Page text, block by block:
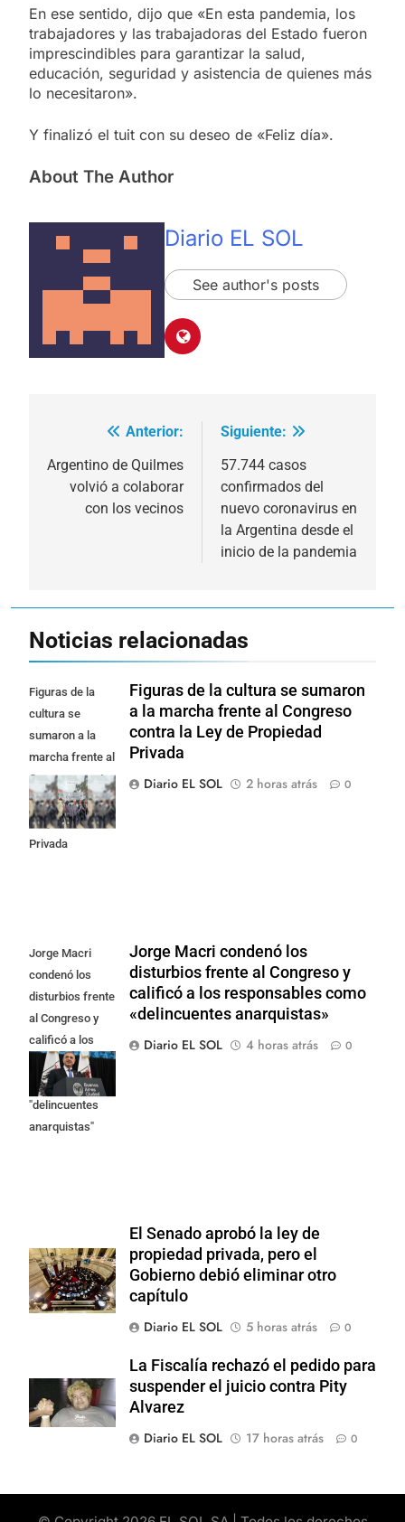
En ese sentido, dijo que «En esta pandemia, los
trabajadores y las trabajadoras del Estado fueron
imprescindibles para garantizar la salud,
educación, seguridad y asistencia de quienes más
lo necesitaron».
Y finalizó el tuit con su deseo de «Feliz día».
About The Author
Diario EL SOL
See author's posts
Navegación
de
entradas
Anterior:
Argentino de Quilmes
volvió a colaborar
con los vecinos
Siguiente:
57.744 casos
confirmados del
nuevo coronavirus en
la Argentina desde el
inicio de la pandemia
Noticias relacionadas
Figuras de la
cultura se
sumaron a la
marcha frente al
Congreso contra
la Ley de
Propiedad
Privada
Figuras de la cultura se sumaron
a la marcha frente al Congreso
contra la Ley de Propiedad
Privada
Diario EL SOL
2 horas atrás 0
Jorge Macri
condenó los
disturbios frente
al Congreso y
calificó a los
responsables
como
"delincuentes
anarquistas"
Jorge Macri condenó los
disturbios frente al Congreso y
calificó a los responsables como
«delincuentes anarquistas»
Diario EL SOL
4 horas atrás 0
El Senado aprobó la ley de
propiedad privada, pero el
Gobierno debió eliminar otro
capítulo
Diario EL SOL
5 horas atrás 0
La Fiscalía rechazó el pedido para
suspender el juicio contra Pity
Alvarez
Diario EL SOL
17 horas atrás 0